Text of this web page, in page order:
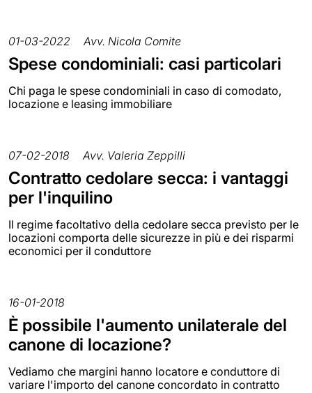
01-03-2022 Avv. Nicola Comite
Spese condominiali: casi particolari
Chi paga le spese condominiali in caso di comodato,
locazione e leasing immobiliare
07-02-2018 Avv. Valeria Zeppilli
Contratto cedolare secca: i vantaggi
per l'inquilino
Il regime facoltativo della cedolare secca previsto per le
locazioni comporta delle sicurezze in più e dei risparmi
economici per il conduttore
16-01-2018
È possibile l'aumento unilaterale del
canone di locazione?
Vediamo che margini hanno locatore e conduttore di
variare l'importo del canone concordato in contratto